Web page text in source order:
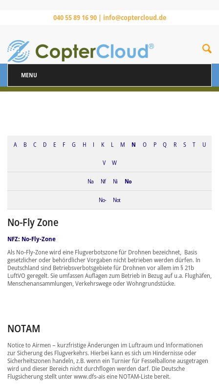
040 55 89 16 90 | info@coptercloud.de
MENU
A B C D E F G H I K L M N O P Q R S T U
V W
Na Nf Ni No
No- Not
No-Fly Zone
NFZ: No-Fly-Zone
Als No-Fly-Zone wird eine Flugverbotszone für Drohnen bezeichnet, Basis
gesetzlicher oder behördlicher Vorgaben nicht betrieben werden dürfen. In
Deutschland sind Betriebsverbotsgebiete für Drohnen vor allem im § 21b
LuftVO geregelt. Sie umfassen Auflagen zum Betrieb in Bezug auf u.a. Flughäfen,
Menschenansammlungen, Verkehrswege oder Wohngrundstücke.
NOTAM
Notice to Airmen – kurzfristige Änderungen im Luftraum und Informationen
zur Sicherung des Flugverkehrs. Hierbei kann es sich um Hindernisse oder
Sicherheitszonen handeln, z.B. wenn ein Turnier für Fesselballone ausgetragen
wird und dieser Bereich nicht durchflogen werden darf. Die Deutsche
Flugsicherung stellt unter www.dfs-ais eine NOTAM-Liste bereit.